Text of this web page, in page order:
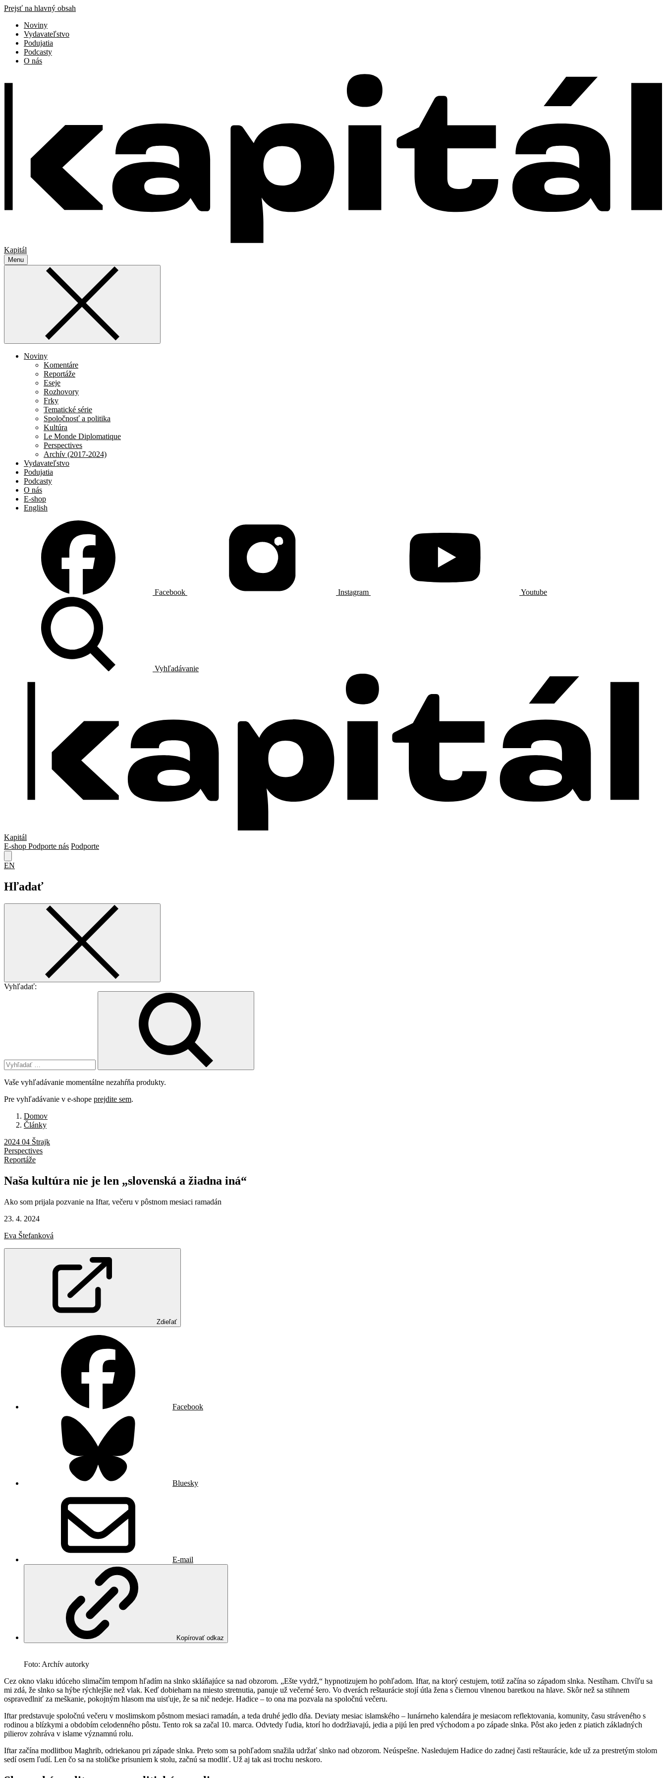
Prejsť na hlavný obsah
Noviny
Vydavateľstvo
Podujatia
Podcasty
O nás
Kapitál
Menu
Noviny
Komentáre
Reportáže
Eseje
Rozhovory
Frky
Tematické série
Spoločnosť a politika
Kultúra
Le Monde Diplomatique
Perspectives
Archív (2017-2024)
Vydavateľstvo
Podujatia
Podcasty
O nás
E-shop
English
Facebook Instagram Youtube
Vyhľadávanie
Kapitál
E-shop Podporte nás Podporte
EN
Hľadať
Vyhľadať:
Vaše vyhľadávanie momentálne nezahŕňa produkty.
Pre vyhľadávanie v e-shope prejdite sem.
Domov
Články
2024 04 Štrajk
Perspectives
Reportáže
Naša kultúra nie je len „slovenská a žiadna iná“
Ako som prijala pozvanie na Iftar, večeru v pôstnom mesiaci ramadán
23. 4. 2024
Eva Štefanková
Zdieľať
Facebook
Bluesky
E-mail
Kopírovať odkaz
Foto: Archív autorky
Cez okno vlaku idúceho slimačím tempom hľadím na slnko skláňajúce sa nad obzorom. „Ešte vydrž,“ hypnotizujem ho pohľadom. Iftar, na ktorý cestujem, totiž začína so západom slnka. Nestíham. Chvíľu sa
mi zdá, že slnko sa hýbe rýchlejšie než vlak. Keď dobieham na miesto stretnutia, panuje už večerné šero. Vo dverách reštaurácie stojí útla žena s čiernou vlnenou baretkou na hlave. Skôr než sa stihnem
ospravedlniť za meškanie, pokojným hlasom ma uisťuje, že sa nič nedeje. Hadice – to ona ma pozvala na spoločnú večeru.
Iftar predstavuje spoločnú večeru v moslimskom pôstnom mesiaci ramadán, a teda druhé jedlo dňa. Deviaty mesiac islamského – lunárneho kalendára je mesiacom reflektovania, komunity, času stráveného s
rodinou a blízkymi a obdobím celodenného pôstu. Tento rok sa začal 10. marca. Odvtedy ľudia, ktorí ho dodržiavajú, jedia a pijú len pred východom a po západe slnka. Pôst ako jeden z piatich základných
pilierov zohráva v islame významnú rolu.
Iftar začína modlitbou Maghrib, odriekanou pri západe slnka. Preto som sa pohľadom snažila udržať slnko nad obzorom. Neúspešne. Nasledujem Hadice do zadnej časti reštaurácie, kde už za prestretým stolom
sedí osem ľudí. Len čo sa na stoličke prisuniem k stolu, začnú sa modliť. Už aj tak asi trochu neskoro.